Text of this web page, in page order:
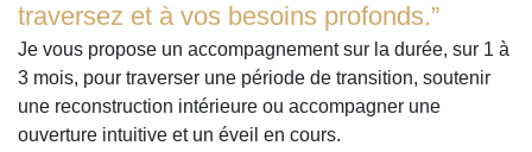
traversez et à vos besoins profonds.”
Je vous propose un accompagnement sur la durée, sur 1 à
3 mois, pour traverser une période de transition, soutenir
une reconstruction intérieure ou accompagner une
ouverture intuitive et un éveil en cours.